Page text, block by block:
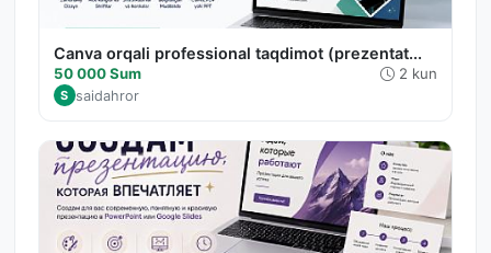
Canva orqali professional taqdimot (prezentat...
50 000 Sum 2 kun
S saidahror